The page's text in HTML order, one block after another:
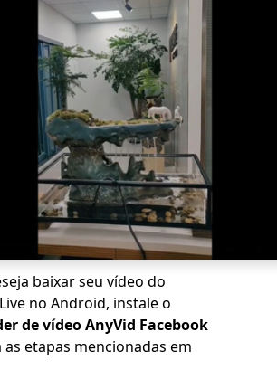
baixar seu vídeo do
no Android, instale o
de vídeo AnyVid Facebook
as etapas mencionadas em